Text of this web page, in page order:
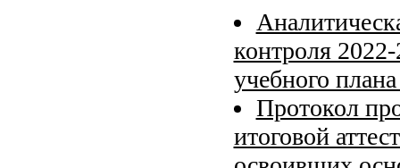
контроля
учебного
Протокол
итоговой